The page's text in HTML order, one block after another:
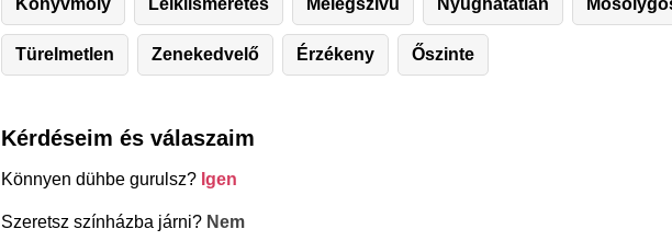
Türelmetlen Zenekedvelő Érzékeny Őszinte
Kérdéseim és válaszaim
Könnyen dühbe gurulsz? Igen
Szeretsz színházba járni? Nem